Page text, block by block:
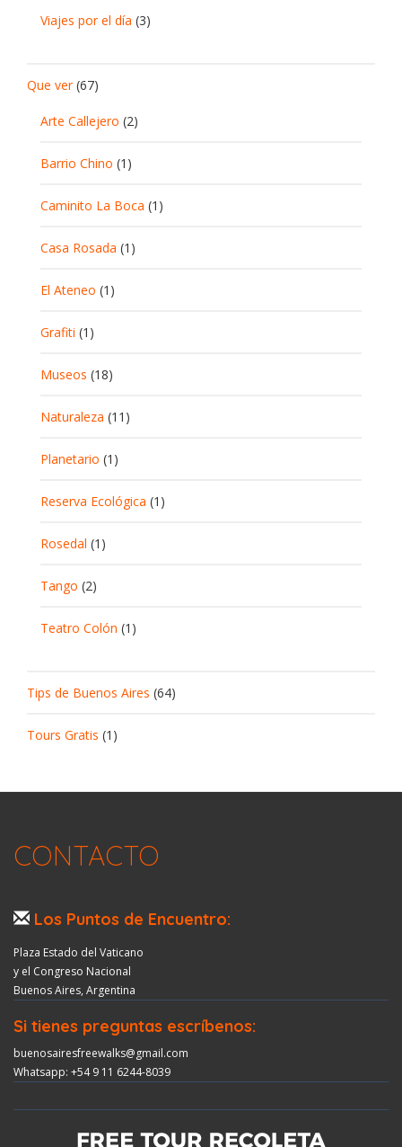
Viajes por el día (3)
Que ver(67)
Arte Callejero (2)
Barrio Chino (1)
Caminito La Boca (1)
Casa Rosada (1)
El Ateneo (1)
Grafiti (1)
Museos (18)
Naturaleza (11)
Planetario (1)
Reserva Ecológica (1)
Rosedal (1)
Tango (2)
Teatro Colón (1)
Tips de Buenos Aires (64)
Tours Gratis (1)
CONTACTO
Los Puntos de Encuentro:
Plaza Estado del Vaticano
y el Congreso Nacional
Buenos Aires, Argentina
Si tienes preguntas escríbenos:
buenosairesfreewalks@gmail.com
Whatsapp: +54 9 11 6244-8039